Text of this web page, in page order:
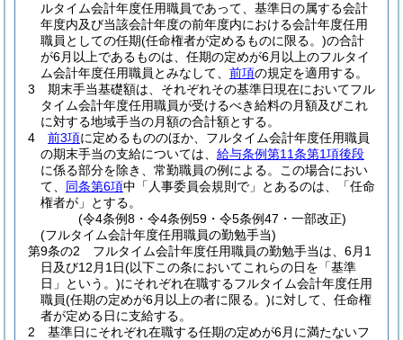
ルタイム会計年度任用職員であって、基準日の属する会計
年度内及び当該会計年度の前年度内における会計年度任用
職員としての任期(任命権者が定めるものに限る。)の合計
が6月以上であるものは、任期の定めが6月以上のフルタイ
ム会計年度任用職員とみなして、 前項の規定を適用する。
3
期末手当基礎額は、それぞれその基準日現在においてフル
タイム会計年度任用職員が受けるべき給料の月額及びこれ
に対する地域手当の月額の合計額とする。
4
前3項に定めるもののほか、フルタイム会計年度任用職員
の期末手当の支給については、 給与条例第11条第1項後段
に係る部分を除き、常勤職員の例による。
この場合におい
て、 同条第6項中「人事委員会規則で」とあるのは、「任命
権者が」とする。
(令4条例8・令4条例59・令5条例47・一部改正)
(フルタイム会計年度任用職員の勤勉手当)
第9条の2
フルタイム会計年度任用職員の勤勉手当は、6月1
日及び12月1日(以下この条においてこれらの日を「基準
日」という。)にそれぞれ在職するフルタイム会計年度任用
職員(任期の定めが6月以上の者に限る。)に対して、任命権
者が定める日に支給する。
2
基準日にそれぞれ在職する任期の定めが6月に満たないフ